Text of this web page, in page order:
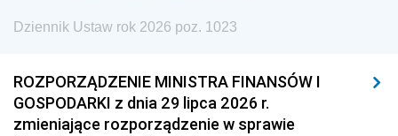
Dziennik Ustaw rok 2026 poz. 1023
ROZPORZĄDZENIE MINISTRA FINANSÓW I
GOSPODARKI z dnia 29 lipca 2026 r.
zmieniające rozporządzenie w sprawie